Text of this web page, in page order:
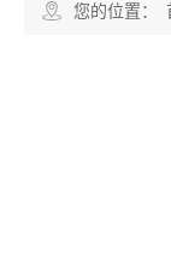
您的位置：